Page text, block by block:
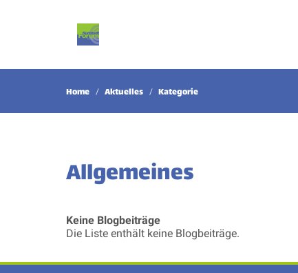
Home Aktuelles Kategorie
Allgemeines
Keine Blogbeiträge
Die Liste enthält keine Blogbeiträge.